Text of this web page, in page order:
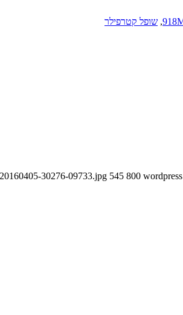
, שופל קטרפילר
30276-09733.jpg 545 800 wordpress